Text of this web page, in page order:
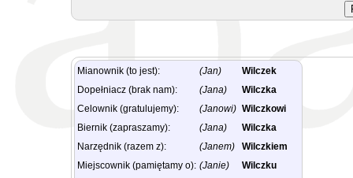
Mianownik (to jest): (Jan)
Wilczek
Dopełniacz (brak nam):
(Jana)
Wilczka
Celownik (gratulujemy):
(Janowi) Wilczkowi
Biernik (zapraszamy):
(Jana)
Wilczka
Narzędnik (razem z):
(Janem)
Wilczkiem
Miejscownik (pamiętamy o): (Janie)
Wilczku